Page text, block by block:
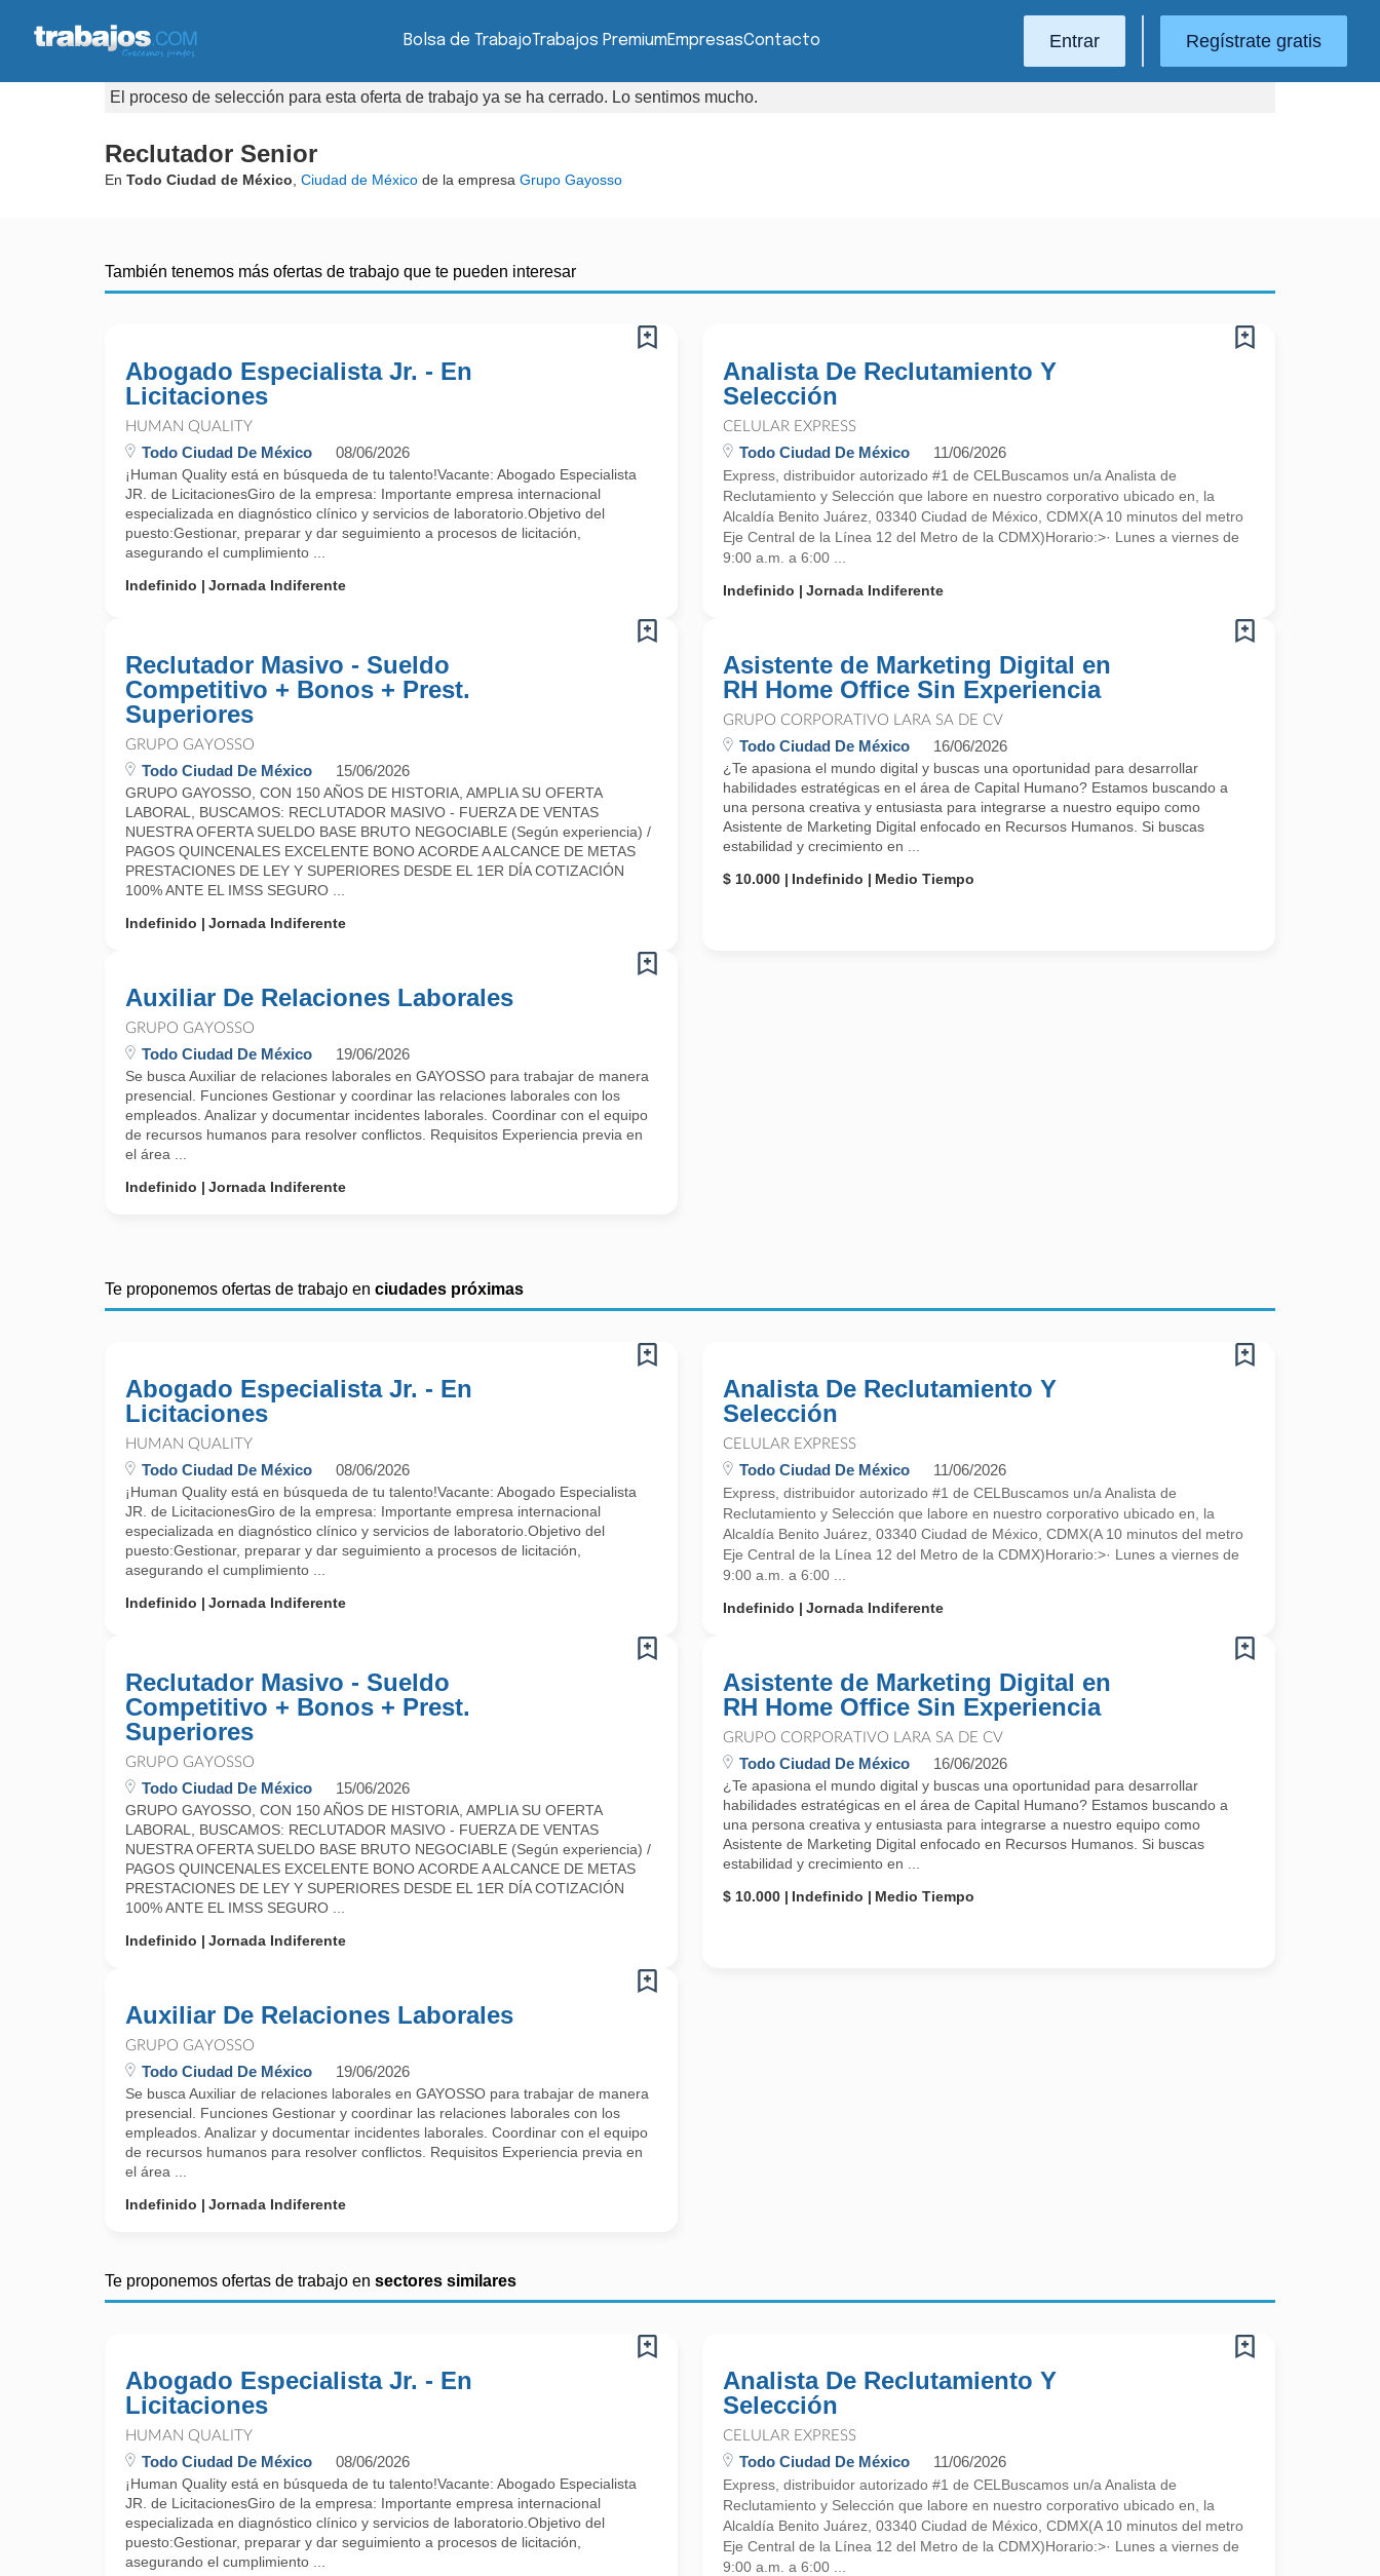
Bolsa de TrabajoTrabajos PremiumEmpresasContacto Entrar Regístrate gratis
El proceso de selección para esta oferta de trabajo ya se ha cerrado. Lo sentimos mucho.
Reclutador Senior
En Todo Ciudad de México Ciudad de México de la empresa Grupo Gayosso
También tenemos más ofertas de trabajo que te pueden interesar
Abogado Especialista Jr. - En
Licitaciones
HUMAN QUALITY
Todo Ciudad De México 08/06/2026
¡Human Quality está en búsqueda de tu talento!Vacante: Abogado Especialista
JR. de LicitacionesGiro de la empresa: Importante empresa internacional
especializada en diagnóstico clínico y servicios de laboratorio.Objetivo del
puesto:Gestionar, preparar y dar seguimiento a procesos de licitación,
asegurando el cumplimiento ...
Indefinido
Jornada Indiferente
Analista De Reclutamiento Y
Selección
CELULAR EXPRESS
Todo Ciudad De México 11/06/2026
Express, distribuidor autorizado #1 de CELBuscamos un/a Analista de
Reclutamiento y Selección que labore en nuestro corporativo ubicado en, la
Alcaldía Benito Juárez, 03340 Ciudad de México, CDMX(A 10 minutos del metro
Eje Central de la Línea 12 del Metro de la CDMX)Horario:>· Lunes a viernes de
9:00 a.m. a 6:00 ...
Indefinido
Jornada Indiferente
Reclutador Masivo - Sueldo
Competitivo + Bonos + Prest.
Superiores
GRUPO GAYOSSO
Todo Ciudad De México 15/06/2026
GRUPO GAYOSSO, CON 150 AÑOS DE HISTORIA, AMPLIA SU OFERTA
LABORAL, BUSCAMOS: RECLUTADOR MASIVO - FUERZA DE VENTAS
NUESTRA OFERTA SUELDO BASE BRUTO NEGOCIABLE (Según experiencia) /
PAGOS QUINCENALES EXCELENTE BONO ACORDE A ALCANCE DE METAS
PRESTACIONES DE LEY Y SUPERIORES DESDE EL 1ER DÍA COTIZACIÓN
100% ANTE EL IMSS SEGURO ...
Indefinido
Jornada Indiferente
Asistente de Marketing Digital en
RH Home Office Sin Experiencia
GRUPO CORPORATIVO LARA SA DE CV
Todo Ciudad De México 16/06/2026
¿Te apasiona el mundo digital y buscas una oportunidad para desarrollar
habilidades estratégicas en el área de Capital Humano? Estamos buscando a
una persona creativa y entusiasta para integrarse a nuestro equipo como
Asistente de Marketing Digital enfocado en Recursos Humanos. Si buscas
estabilidad y crecimiento en ...
$ 10.000
Indefinido Medio Tiempo
Auxiliar De Relaciones Laborales
GRUPO GAYOSSO
Todo Ciudad De México 19/06/2026
Se busca Auxiliar de relaciones laborales en GAYOSSO para trabajar de manera
presencial. Funciones Gestionar y coordinar las relaciones laborales con los
empleados. Analizar y documentar incidentes laborales. Coordinar con el equipo
de recursos humanos para resolver conflictos. Requisitos Experiencia previa en
el área ...
Indefinido
Jornada Indiferente
Te proponemos ofertas de trabajo en ciudades próximas
Abogado Especialista Jr. - En
Licitaciones
HUMAN QUALITY
Todo Ciudad De México 08/06/2026
¡Human Quality está en búsqueda de tu talento!Vacante: Abogado Especialista
JR. de LicitacionesGiro de la empresa: Importante empresa internacional
especializada en diagnóstico clínico y servicios de laboratorio.Objetivo del
puesto:Gestionar, preparar y dar seguimiento a procesos de licitación,
asegurando el cumplimiento ...
Indefinido
Jornada Indiferente
Analista De Reclutamiento Y
Selección
CELULAR EXPRESS
Todo Ciudad De México 11/06/2026
Express, distribuidor autorizado #1 de CELBuscamos un/a Analista de
Reclutamiento y Selección que labore en nuestro corporativo ubicado en, la
Alcaldía Benito Juárez, 03340 Ciudad de México, CDMX(A 10 minutos del metro
Eje Central de la Línea 12 del Metro de la CDMX)Horario:>· Lunes a viernes de
9:00 a.m. a 6:00 ...
Indefinido
Jornada Indiferente
Reclutador Masivo - Sueldo
Competitivo + Bonos + Prest.
Superiores
GRUPO GAYOSSO
Todo Ciudad De México 15/06/2026
GRUPO GAYOSSO, CON 150 AÑOS DE HISTORIA, AMPLIA SU OFERTA
LABORAL, BUSCAMOS: RECLUTADOR MASIVO - FUERZA DE VENTAS
NUESTRA OFERTA SUELDO BASE BRUTO NEGOCIABLE (Según experiencia) /
PAGOS QUINCENALES EXCELENTE BONO ACORDE A ALCANCE DE METAS
PRESTACIONES DE LEY Y SUPERIORES DESDE EL 1ER DÍA COTIZACIÓN
100% ANTE EL IMSS SEGURO ...
Indefinido
Jornada Indiferente
Asistente de Marketing Digital en
RH Home Office Sin Experiencia
GRUPO CORPORATIVO LARA SA DE CV
Todo Ciudad De México 16/06/2026
¿Te apasiona el mundo digital y buscas una oportunidad para desarrollar
habilidades estratégicas en el área de Capital Humano? Estamos buscando a
una persona creativa y entusiasta para integrarse a nuestro equipo como
Asistente de Marketing Digital enfocado en Recursos Humanos. Si buscas
estabilidad y crecimiento en ...
$ 10.000
Indefinido Medio Tiempo
Auxiliar De Relaciones Laborales
GRUPO GAYOSSO
Todo Ciudad De México 19/06/2026
Se busca Auxiliar de relaciones laborales en GAYOSSO para trabajar de manera
presencial. Funciones Gestionar y coordinar las relaciones laborales con los
empleados. Analizar y documentar incidentes laborales. Coordinar con el equipo
de recursos humanos para resolver conflictos. Requisitos Experiencia previa en
el área ...
Indefinido
Jornada Indiferente
Te proponemos ofertas de trabajo en sectores similares
Abogado Especialista Jr. - En
Licitaciones
HUMAN QUALITY
Todo Ciudad De México 08/06/2026
¡Human Quality está en búsqueda de tu talento!Vacante: Abogado Especialista
JR. de LicitacionesGiro de la empresa: Importante empresa internacional
especializada en diagnóstico clínico y servicios de laboratorio.Objetivo del
puesto:Gestionar, preparar y dar seguimiento a procesos de licitación,
asegurando el cumplimiento ...
Analista De Reclutamiento Y
Selección
CELULAR EXPRESS
Todo Ciudad De México 11/06/2026
Express, distribuidor autorizado #1 de CELBuscamos un/a Analista de
Reclutamiento y Selección que labore en nuestro corporativo ubicado en, la
Alcaldía Benito Juárez, 03340 Ciudad de México, CDMX(A 10 minutos del metro
Eje Central de la Línea 12 del Metro de la CDMX)Horario:>· Lunes a viernes de
9:00 a.m. a 6:00 ...